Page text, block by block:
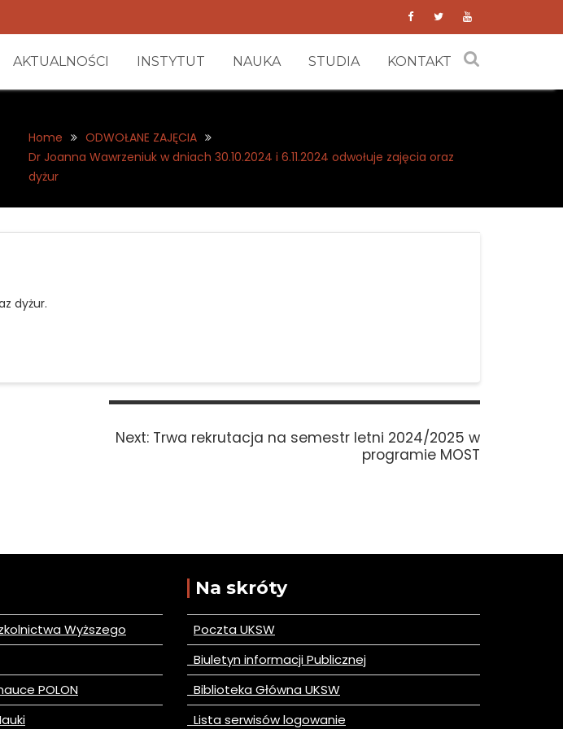
AKTUALNOŚCI INSTYTUT NAUKA STUDIA KONTAKT
Home
ODWOŁANE ZAJĘCIA
Dr Joanna Wawrzeniuk w dniach 30.10.2024 i 6.11.2024 odwołuje zajęcia oraz
dyżur
dyżur.
Next: Next
Trwa rekrutacja na semestr letni 2024/2025 w
programie MOST
Wyższego
POLON
Na skróty
Poczta UKSW
Biuletyn informacji Publicznej
Biblioteka Główna UKSW
Lista serwisów logowanie